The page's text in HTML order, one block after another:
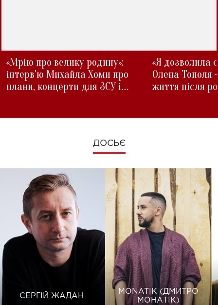
«Мрію про велику родину»:
інтерв'ю Михайла Хоми про
плани, концерти для ЗСУ і
«Я дозволила
Олена Тополя
життя після
ДОСЬЄ
СЕРГІЙ ЖАДАН
MONATIK (ДМИТРО
МОНАТІК)